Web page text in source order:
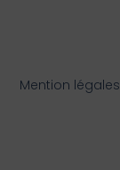
Mention légales